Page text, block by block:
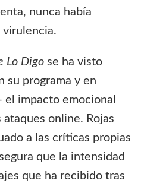
nunca había
Lo Digo se ha visto
su programa y en
impacto emocional
online. Rojas
a las críticas propias
que la intensidad
que ha recibido tras